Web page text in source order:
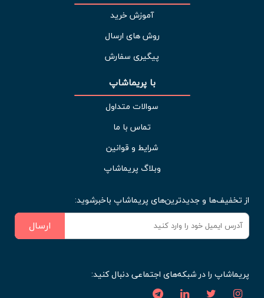
آموزش خرید
روش های ارسال
پیگیری سفارش
با پریماشاپ
سوالات متداول
تماس با ما
شرایط و قوانین
وبلاگ پریماشاپ
از تخفیف‌ها و جدیدترین‌های پریماشاپ باخبرشوید:
ارسال
پریماشاپ را در شبکه‌های اجتماعی دنبال کنید: